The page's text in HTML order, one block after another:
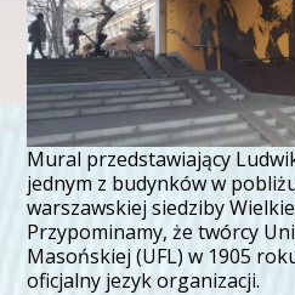
Mural przedstawiający
jednym z budynków w
warszawskiej siedziby
Przypominamy, że twórcy
Masońskiej (UFL) w 1905
oficjalny jezyk organizacji.